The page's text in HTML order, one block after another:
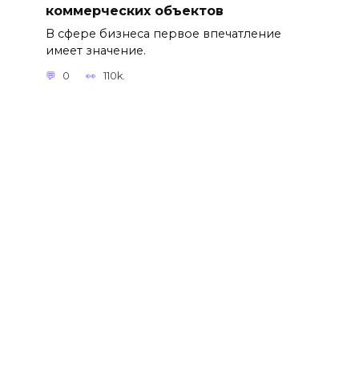
коммерческих объектов
В сфере бизнеса первое впечатление
имеет значение.
0 110k.